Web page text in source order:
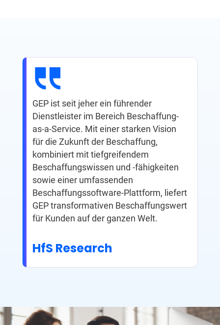
GEP ist seit jeher ein führender
Dienstleister im Bereich Beschaffung-
as-a-Service. Mit einer starken Vision
für die Zukunft der Beschaffung,
kombiniert mit tiefgreifendem
Beschaffungswissen und -fähigkeiten
sowie einer umfassenden
Beschaffungssoftware-Plattform, liefert
GEP transformativen Beschaffungswert
für Kunden auf der ganzen Welt.
HfS Research